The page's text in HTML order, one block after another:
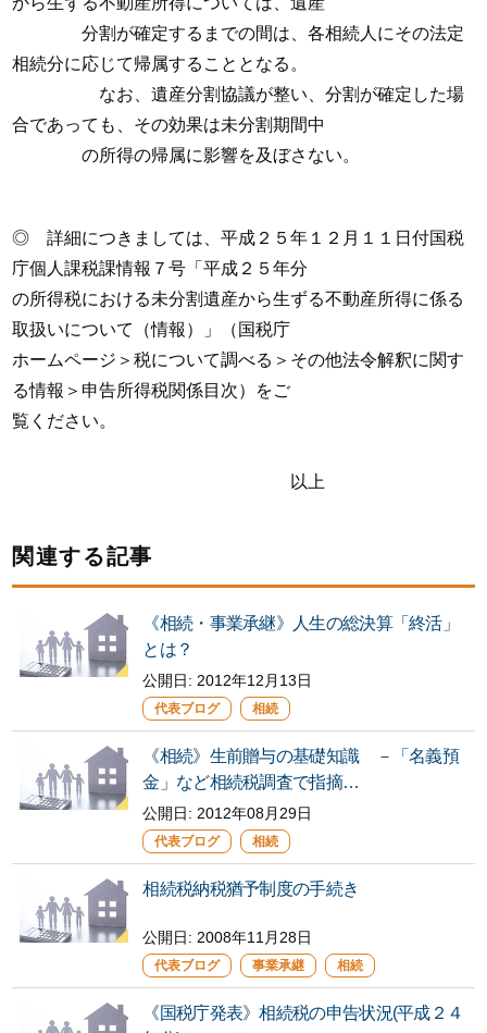
分割が確定するまでの間は、各相続人にその法定
相続分に応じて帰属することとなる。
なお、遺産分割協議が整い、分割が確定した場
合であっても、その効果は未分割期間中
の所得の帰属に影響を及ぼさない。
◎ 詳細につきましては、平成２５年１２月１１日付国税
庁個人課税課情報７号「平成２５年分
の所得税における未分割遺産から生ずる不動産所得に係る
取扱いについて（情報）」（国税庁
ホームページ＞税について調べる＞その他法令解釈に関す
る情報＞申告所得税関係目次）をご
覧ください。
以上
関連する記事
《相続・事業承継》人生の総決算「終活」
とは？
公開日: 2012年12月13日
代表ブログ 相続
《相続》生前贈与の基礎知識 －「名義預
金」など相続税調査で指摘…
公開日: 2012年08月29日
代表ブログ 相続
相続税納税猶予制度の手続き
公開日: 2008年11月28日
代表ブログ 事業承継 相続
《国税庁発表》相続税の申告状況(平成２４